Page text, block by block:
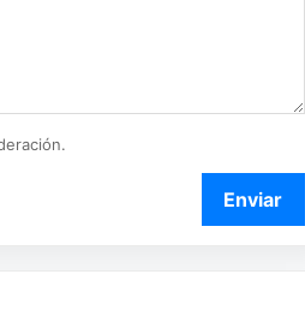
Enviar